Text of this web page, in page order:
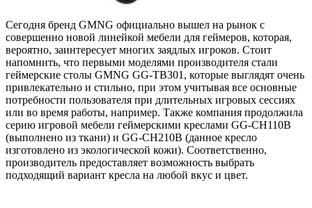
Сегодня бренд GMNG официально вышел на рынок с
совершенно новой линейкой мебели для геймеров, которая,
вероятно, заинтересует многих заядлых игроков. Стоит
напомнить, что первыми моделями производителя стали
геймерские столы GMNG GG-TB301, которые выглядят очень
привлекательно и стильно, при этом учитывая все основные
потребности пользователя при длительных игровых сессиях
или во время работы, например. Также компания продолжила
серию игровой мебели геймерскими креслами GG-CH110B
(выполнено из ткани) и GG-CH210B (данное кресло
изготовлено из экологической кожи). Соответственно,
производитель предоставляет возможность выбрать
подходящий вариант кресла на любой вкус и цвет.